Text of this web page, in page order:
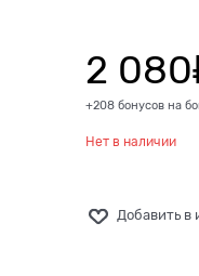
2 080
+208 бонусов на
Нет в наличии
Добавить в